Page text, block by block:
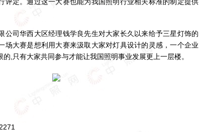
司华西大区经理钱学良先生对大家长久以来给予三星灯饰的
场大赛是想利用大赛来汲取大家对灯具设计的灵感，一个企业
,只有大家共同参与才能让我国照明事业发展更上一层楼。